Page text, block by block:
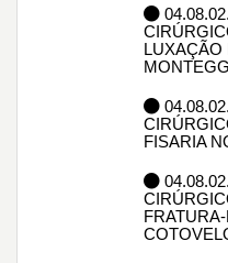
LUXAÇÃO
FISARIA